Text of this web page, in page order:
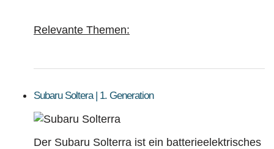
Relevante Themen:
Subaru Soltera | 1. Generation
Der Subaru Solterra ist ein batterieelektrisches